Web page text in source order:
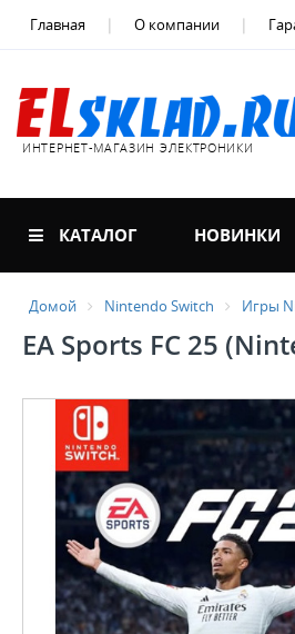
Главная О компании
ИНТЕРНЕТ-МАГАЗИН ЭЛЕКТРОНИКИ
КАТАЛОГ НОВИНКИ
Домой Nintendo Switch Игры
EA Sports FC 25